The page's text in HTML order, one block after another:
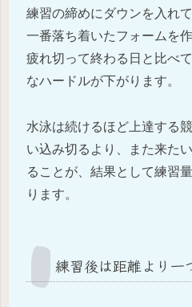
練習の締めにダウンを入れ
一番落ち着いたフォームを
疲れ切って終わる日と比べ
なハードルが下がります。
水泳は続けるほど上達する
い込み切るより、また来た
ることが、結果として練習
ります。
練習後は距離より一